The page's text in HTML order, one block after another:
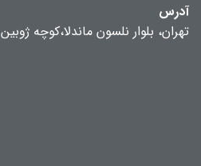
آدرس
تهران، بلوار نلسون ماندلا،کوچه ژوبین